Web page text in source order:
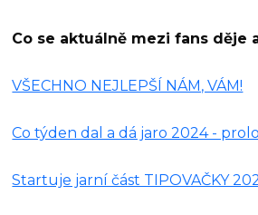
Co se aktuálně mezi fans děje
VŠECHNO NEJLEPŠÍ NÁM, VÁM!
Co týden dal a dá jaro 2024 -
Startuje jarní část TIPOVAČKY